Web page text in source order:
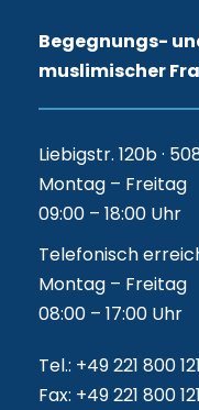
Begegnungs-
muslimischer
Liebigstr. 120b ·
Montag – Freitag
09:00 – 18:00 Uhr
Telefonisch
Montag – Freitag
08:00 – 17:00 Uhr
Tel.: +49 221 800
Fax: +49 221 800